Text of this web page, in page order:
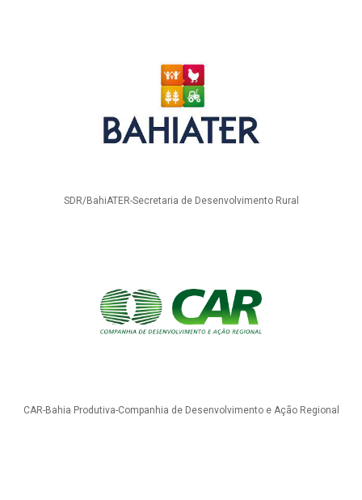
SDR/BahiATER-Secretaria de Desenvolvimento Rural
CAR-Bahia Produtiva-Companhia de Desenvolvimento e Ação Regional